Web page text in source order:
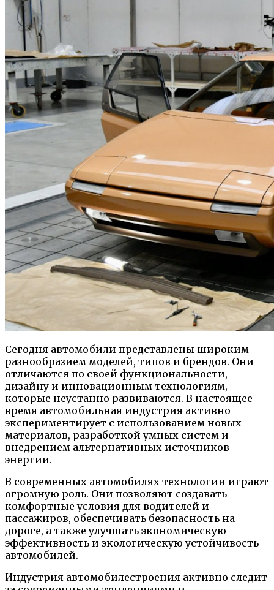
Сегодня автомобили представлены широким
разнообразием моделей, типов и брендов. Они
отличаются по своей функциональности,
дизайну и инновационным технологиям,
которые неустанно развиваются. В настоящее
время автомобильная индустрия активно
экспериментирует с использованием новых
материалов, разработкой умных систем и
внедрением альтернативных источников
энергии.
В современных автомобилях технологии играют
огромную роль. Они позволяют создавать
комфортные условия для водителей и
пассажиров, обеспечивать безопасность на
дороге, а также улучшать экономическую
эффективность и экологическую устойчивость
автомобилей.
Индустрия автомобилестроения активно следит